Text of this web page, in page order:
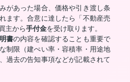
があった場合、価格や引き渡し条
ます。合意に達したら「不動産売
主から手付金を受け取ります。
書の内容を確認することも重要で
制限（建ぺい率・容積率・用途地
過去の告知事項などが記載されて